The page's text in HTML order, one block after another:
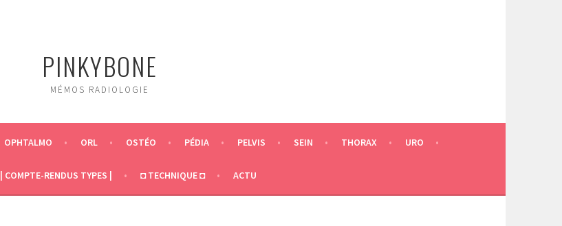
PINKYBONE
MÉMOS RADIOLOGIE
OPHTALMO ORL OSTÉO PÉDIA PELVIS SEIN THORAX URO
| COMPTE-RENDUS TYPES | ◘ TECHNIQUE ◘ ACTU